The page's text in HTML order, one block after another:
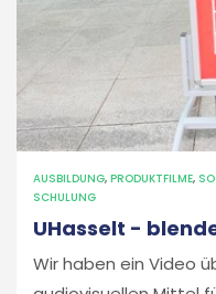
AUSBILDUNG, PRODUKTFILME,
SCHULUNG
UHasselt -
Wir haben ein Video